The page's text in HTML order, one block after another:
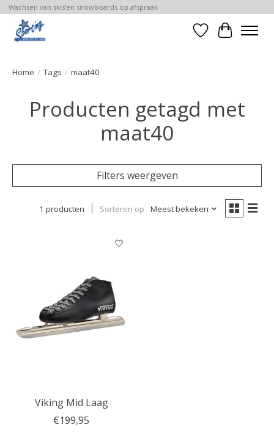
Wachsen van skis'en snowboards op afspraak
Verlanglijst
Home / Tags / maat40
Producten getagd met
maat40
Filters weergeven
1 producten Sorteren op Meest bekeken
Viking Mid Laag
€199,95